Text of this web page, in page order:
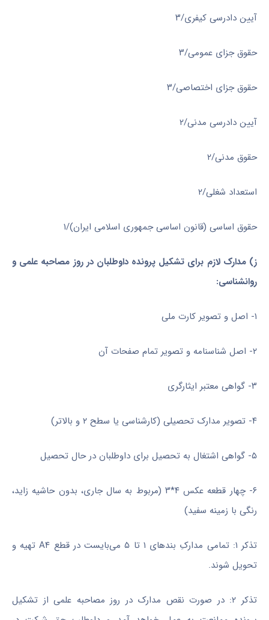
آیین دادرسی کیفری/۳
حقوق جزای عمومی/۳
حقوق جزای اختصاصی/۳
آیین دادرسی مدنی/۲
حقوق مدنی/۲
استعداد شغلی/۲
حقوق اساسی (قانون اساسی جمهوری اسلامی ایران)/۱
ز) مدارک لازم برای تشکیل پرونده داوطلبان در روز مصاحبه علمی و
روانشناسی:
۱- اصل و تصویر کارت ملی
۲- اصل شناسنامه و تصویر تمام صفحات آن
۳- گواهی معتبر ایثارگری
۴- تصویر مدارک تحصیلی (کارشناسی یا سطح ۲ و بالاتر)
۵- گواهی اشتغال به تحصیل برای داوطلبان در حال تحصیل
۶- چهار قطعه عکس ۴*۳ (مربوط به سال جاری، بدون حاشیه زاید،
رنگی با زمینه سفید)
تذکر ۱: تمامی مدارکِ بندهای ۱ تا ۵ می‌بایست در قطع A۴ تهیه و
تحویل شوند.
تذکر ۲: در صورت نقص مدارک در روز مصاحبه علمی از تشکیل